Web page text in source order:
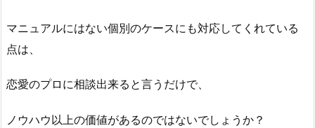
マニュアルにはない個別のケースにも対応してくれている
点は、
恋愛のプロに相談出来ると言うだけで、
ノウハウ以上の価値があるのではないでしょうか？